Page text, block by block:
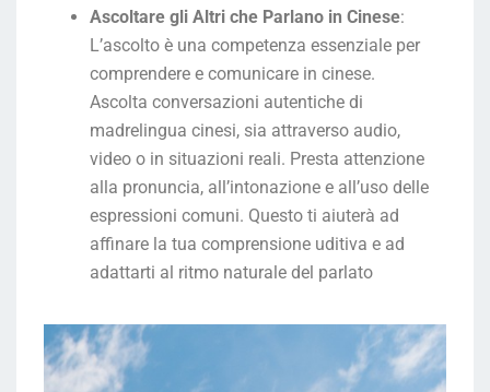
Ascoltare gli Altri che Parlano in Cinese:
L’ascolto è una competenza essenziale per
comprendere e comunicare in cinese.
Ascolta conversazioni autentiche di
madrelingua cinesi, sia attraverso audio,
video o in situazioni reali. Presta attenzione
alla pronuncia, all’intonazione e all’uso delle
espressioni comuni. Questo ti aiuterà ad
affinare la tua comprensione uditiva e ad
adattarti al ritmo naturale del parlato